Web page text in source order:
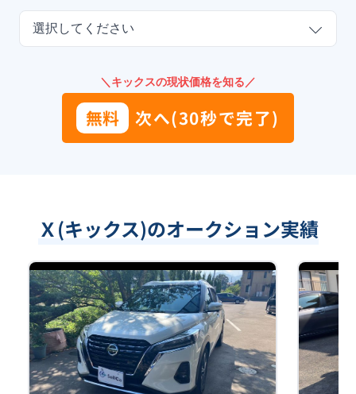
選択してください
＼キックスの現状価格を知る／
無料 次へ(30秒で完了)
Ｘ(キックス)のオークション実績